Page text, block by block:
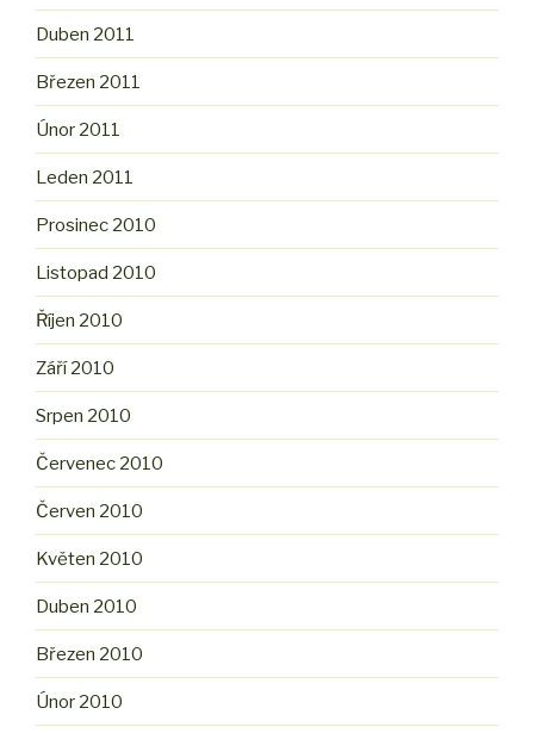
Duben 2011
Březen 2011
Únor 2011
Leden 2011
Prosinec 2010
Listopad 2010
Říjen 2010
Září 2010
Srpen 2010
Červenec 2010
Červen 2010
Květen 2010
Duben 2010
Březen 2010
Únor 2010